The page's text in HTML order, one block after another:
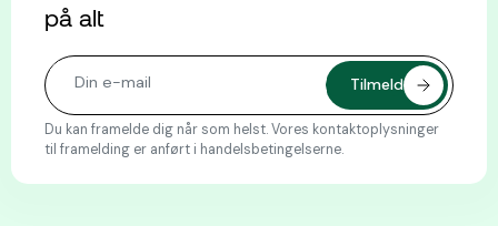
på alt
Du kan framelde dig når som helst. Vores kontaktoplysninger
til framelding er anført i handelsbetingelserne.